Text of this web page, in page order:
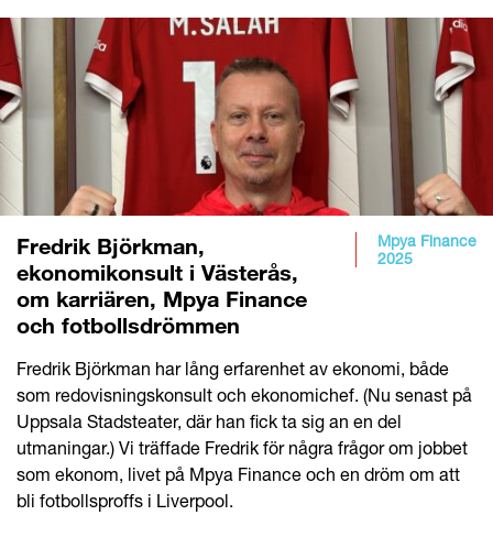
Mpya Finance
2025
Fredrik Björkman,
ekonomikonsult i Västerås,
om karriären, Mpya Finance
och fotbollsdrömmen
Fredrik Björkman har lång erfarenhet av ekonomi, både
som redovisningskonsult och ekonomichef. (Nu senast på
Uppsala Stadsteater, där han fick ta sig an en del
utmaningar.) Vi träffade Fredrik för några frågor om jobbet
som ekonom, livet på Mpya Finance och en dröm om att
bli fotbollsproffs i Liverpool.